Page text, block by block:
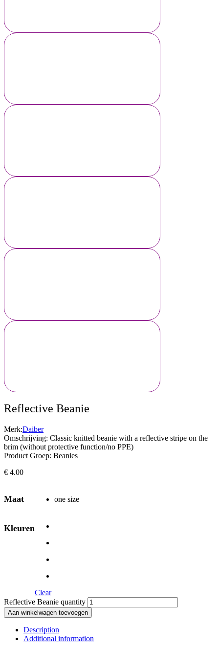
Reflective Beanie
Merk:Daiber
Omschrijving: Classic knitted beanie with a reflective stripe on the
brim (without protective function/no PPE)
Product Groep: Beanies
€ 4.00
Maat one size
Kleuren
Clear
Reflective Beanie quantity
Aan winkelwagen toevoegen
Description
Additional information